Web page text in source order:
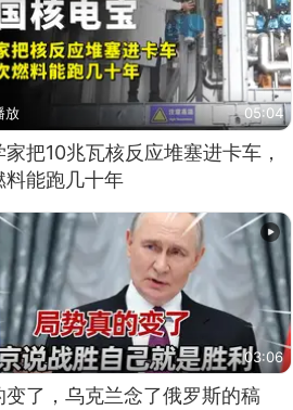
放 05:04
把10兆瓦核反应堆塞进卡车，
料能跑几十年
03:06
变了，乌克兰念了俄罗斯的稿